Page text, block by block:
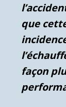
que
façon